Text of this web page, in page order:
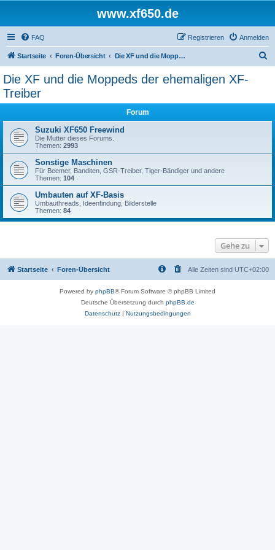
www.xf650.de
FAQ Anmelden
Registrieren
Startseite Foren-Übersicht Die XF und die Moppeds der ehemaligen XF-Treiber
Die XF und die Moppeds der ehemaligen XF-
Treiber
Forum
Suzuki XF650 Freewind
Die Mutter dieses Forums.
Themen: 2993
Sonstige Maschinen
Für Beemer, Banditen, GSR-Treiber, Tiger-Bändiger und andere
Themen: 104
Umbauten auf XF-Basis
Umbauthreads, Ideenfindung, Bilderstelle
Themen: 84
Gehe zu
Startseite Foren-Übersicht Alle Zeiten sind UTC+02:00
Powered by phpBB® Forum Software © phpBB Limited
Deutsche Übersetzung durch phpBB.de
Datenschutz| Nutzungsbedingungen